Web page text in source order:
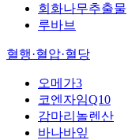
회화나무추출물
루바브
혈행·혈압·혈당
오메가3
코엔자임Q10
감마리놀렌산
바나바잎